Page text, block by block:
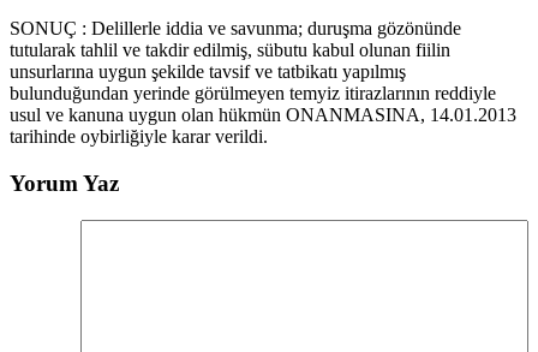
SONUÇ : Delillerle iddia ve savunma; duruşma gözönünde
tutularak tahlil ve takdir edilmiş, sübutu kabul olunan fiilin
unsurlarına uygun şekilde tavsif ve tatbikatı yapılmış
bulunduğundan yerinde görülmeyen temyiz itirazlarının reddiyle
usul ve kanuna uygun olan hükmün ONANMASINA, 14.01.2013
tarihinde oybirliğiyle karar verildi.
Yorum Yaz